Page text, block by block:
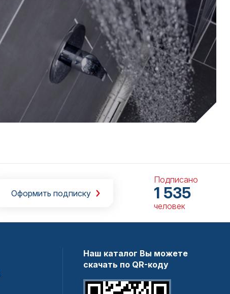
Оформить подписку
Подписано
1 535
человек
Наш каталог Вы можете
скачать по QR-коду